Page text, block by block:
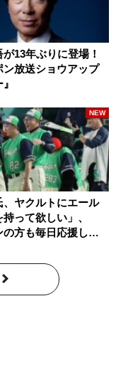
13年ぶりに登場！
ン放送ショウアップ
、ヤクルトにエール
持って欲しい」、
の方も毎日応援して
す」
NEW